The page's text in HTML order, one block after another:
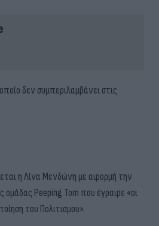
δεν συμπεριλαμβάνει στις
η Λίνα Μενδώνη με αφορμή την
ομάδας Peeping Tom που έγραφε «οι
του Πολιτισμου».